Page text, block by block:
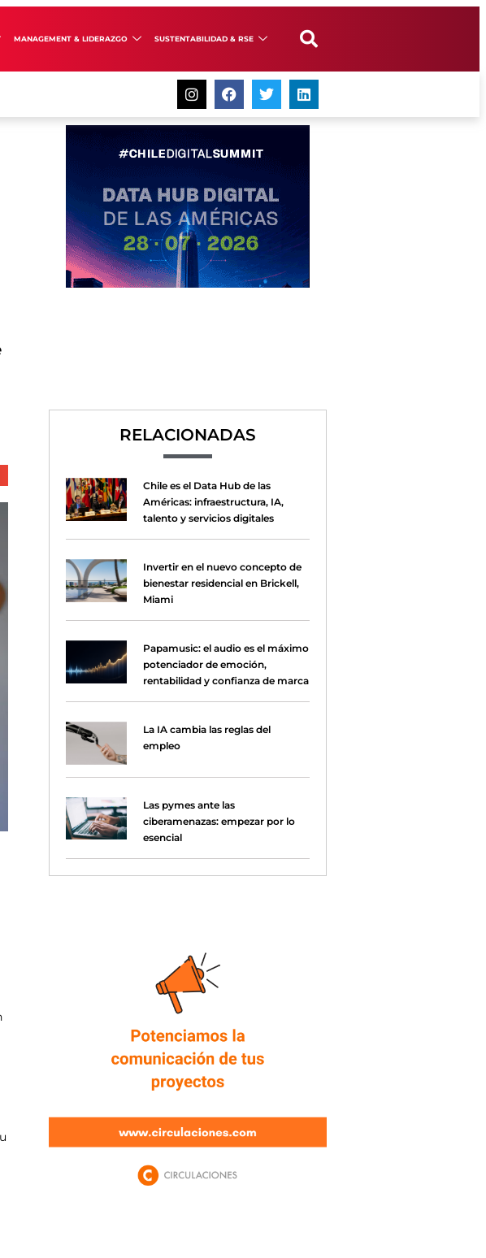
MANAGEMENT & LIDERAZGO SUSTENTABILIDAD & RSE
RELACIONADAS
Chile es el Data Hub de las
Américas: infraestructura, IA,
talento y servicios digitales
Invertir en el nuevo concepto de
bienestar residencial en Brickell,
Miami
Papamusic: el audio es el máximo
potenciador de emoción,
rentabilidad y confianza de marca
La IA cambia las reglas del
empleo
Las pymes ante las
ciberamenazas: empezar por lo
esencial